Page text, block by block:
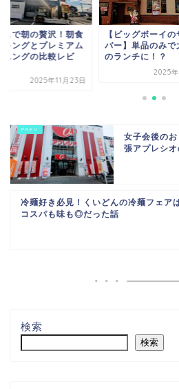
スで朝の贅沢！朝食
キングとプレミアム
ニングの比較レビ
2025年11月23日
【ビッグボーイの
バー】単品のみで
のランチに！？
2025
女子会後の
張アプレシ
冷麺好き必見！くいどんの冷麺フェア
コスパも味も◎だった話
検索
検索